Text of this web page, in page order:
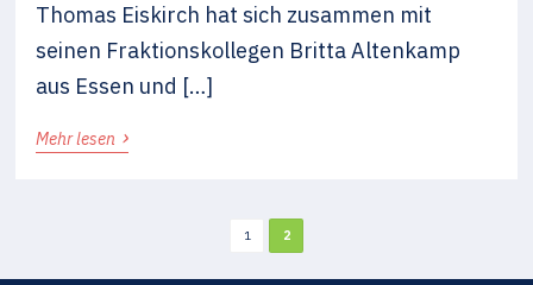
Thomas Eiskirch hat sich zusammen mit
seinen Fraktionskollegen Britta Altenkamp
aus Essen und […]
Mehr lesen ›
1 2